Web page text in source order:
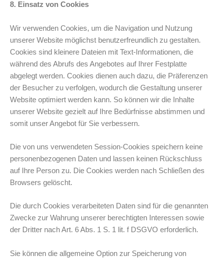
8. Einsatz von Cookies
Wir verwenden Cookies, um die Navigation und Nutzung
unserer Website möglichst benutzerfreundlich zu gestalten.
Cookies sind kleinere Dateien mit Text-Informationen, die
während des Abrufs des Angebotes auf Ihrer Festplatte
abgelegt werden. Cookies dienen auch dazu, die Präferenzen
der Besucher zu verfolgen, wodurch die Gestaltung unserer
Website optimiert werden kann. So können wir die Inhalte
unserer Website gezielt auf Ihre Bedürfnisse abstimmen und
somit unser Angebot für Sie verbessern.
Die von uns verwendeten Session-Cookies speichern keine
personenbezogenen Daten und lassen keinen Rückschluss
auf Ihre Person zu. Die Cookies werden nach Schließen des
Browsers gelöscht.
Die durch Cookies verarbeiteten Daten sind für die genannten
Zwecke zur Wahrung unserer berechtigten Interessen sowie
der Dritter nach Art. 6 Abs. 1 S. 1 lit. f DSGVO erforderlich.
Sie können die allgemeine Option zur Speicherung von